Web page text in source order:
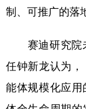
制、可推广的落
赛迪研究院未
任钟新龙认为，
能体规模化应